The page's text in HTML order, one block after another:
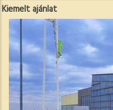
Kiemelt ajánlat